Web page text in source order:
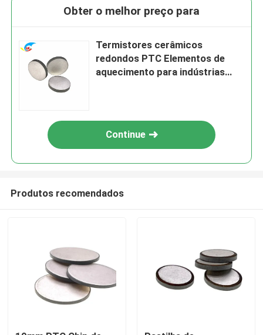
Obter o melhor preço para
Termistores cerâmicos
redondos PTC Elementos de
aquecimento para indústrias
Continue
Produtos recomendados